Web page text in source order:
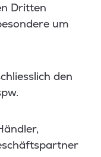
Dritten
um
den